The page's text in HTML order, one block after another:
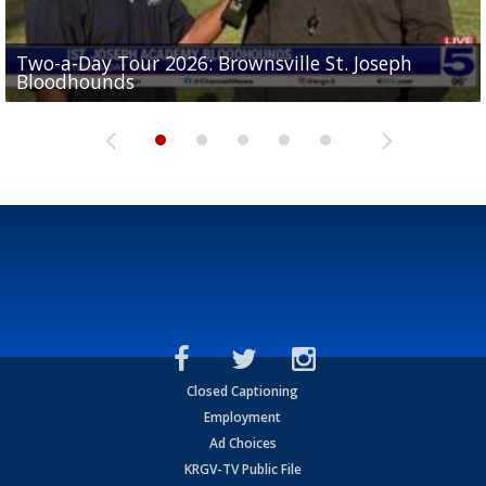
Two-a-Day Tour 2026: Brownsville St. Joseph
Bloodhounds
Two-a-Day Tour 2026: St. Joseph Academy
Bloodhounds
Two-a-Day Tour 2026: Sharyland Rattlers
Sit-down interview with UTRGV wide receiver
Tavian Cord
Two-a-Day Tour 2026: Raymondville Bearkats
Closed Captioning
Employment
Ad Choices
KRGV-TV Public File